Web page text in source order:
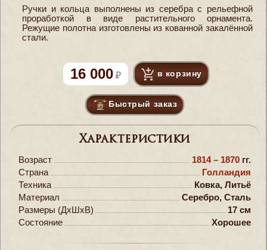
Ручки и кольца выполнены из серебра с рельефной
проработкой в виде растительного орнамента.
Режущие полотна изготовлены из кованной закалённой
стали.
16 000 в корзину
Быстрый заказ
Характеристики
Возраст 1814 – 1870 гг.
Страна
Голландия
Техника
Ковка, Литьё
Материал
Серебро, Сталь
Размеры (ДxШxВ)
17 см
Состояние
Хорошее